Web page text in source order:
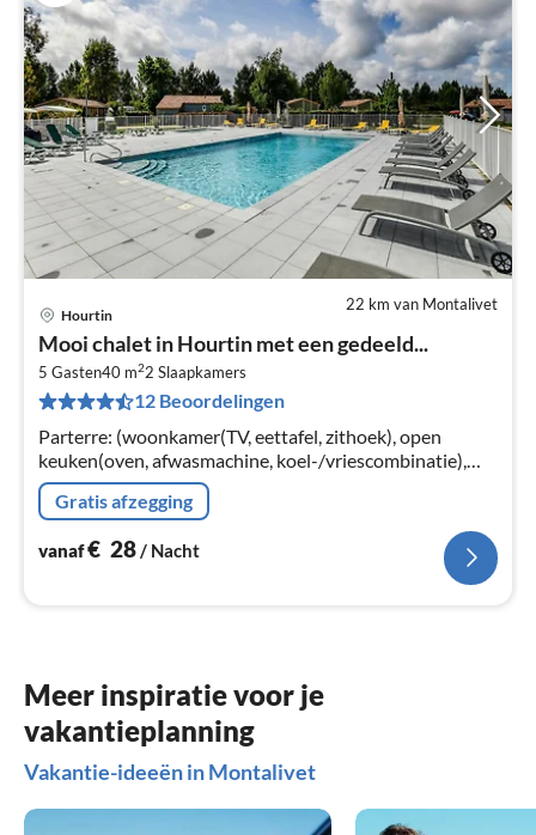
22 km van Montalivet
Hourtin
Mooi chalet in Hourtin met een gedeeld...
5 Gasten40 m22 Slaapkamers
12 Beoordelingen
Parterre: (woonkamer(TV, eettafel, zithoek), open
keuken(oven, afwasmachine, koel-/vriescombinatie),
slaapkamer(2-pers. bed(160 x 200 cm)), slaapkamer(1-
pers.
Gratis afzegging
vanaf€ 28 / Nacht
Meer inspiratie voor je
vakantieplanning
Vakantie-ideeën in Montalivet